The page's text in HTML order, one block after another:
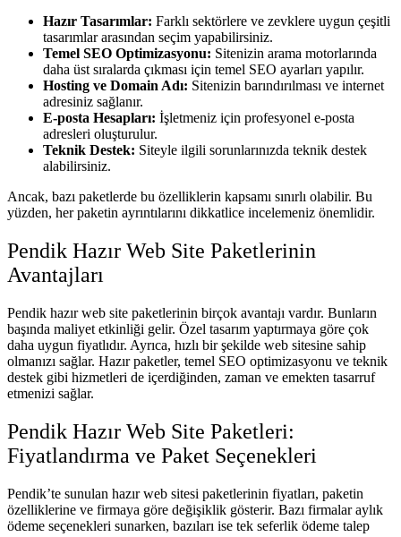
Hazır Tasarımlar: Farklı sektörlere ve zevklere uygun çeşitli
tasarımlar arasından seçim yapabilirsiniz.
Temel SEO Optimizasyonu: Sitenizin arama motorlarında
daha üst sıralarda çıkması için temel SEO ayarları yapılır.
Hosting ve Domain Adı: Sitenizin barındırılması ve internet
adresiniz sağlanır.
E-posta Hesapları: İşletmeniz için profesyonel e-posta
adresleri oluşturulur.
Teknik Destek: Siteyle ilgili sorunlarınızda teknik destek
alabilirsiniz.
Ancak, bazı paketlerde bu özelliklerin kapsamı sınırlı olabilir. Bu
yüzden, her paketin ayrıntılarını dikkatlice incelemeniz önemlidir.
Pendik Hazır Web Site Paketlerinin
Avantajları
Pendik hazır web site paketlerinin birçok avantajı vardır. Bunların
başında maliyet etkinliği gelir. Özel tasarım yaptırmaya göre çok
daha uygun fiyatlıdır. Ayrıca, hızlı bir şekilde web sitesine sahip
olmanızı sağlar. Hazır paketler, temel SEO optimizasyonu ve teknik
destek gibi hizmetleri de içerdiğinden, zaman ve emekten tasarruf
etmenizi sağlar.
Pendik Hazır Web Site Paketleri:
Fiyatlandırma ve Paket Seçenekleri
Pendik’te sunulan hazır web sitesi paketlerinin fiyatları, paketin
özelliklerine ve firmaya göre değişiklik gösterir. Bazı firmalar aylık
ödeme seçenekleri sunarken, bazıları ise tek seferlik ödeme talep